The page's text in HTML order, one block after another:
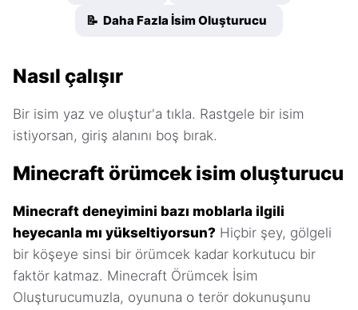
📝 Daha Fazla İsim Oluşturucu
Nasıl çalışır
Bir isim yaz ve oluştur'a tıkla. Rastgele bir isim
istiyorsan, giriş alanını boş bırak.
Minecraft örümcek isim oluşturucu
Minecraft deneyimini bazı moblarla ilgili
heyecanla mı yükseltiyorsun? Hiçbir şey, gölgeli
bir köşeye sinsi bir örümcek kadar korkutucu bir
faktör katmaz. Minecraft Örümcek İsim
Oluşturucumuzla, oyununa o terör dokunuşunu